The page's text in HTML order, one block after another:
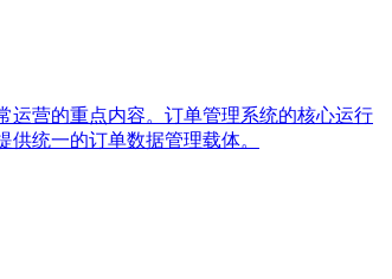
运营的重点内容。订单管理系统的核心运行
统一的订单数据管理载体。